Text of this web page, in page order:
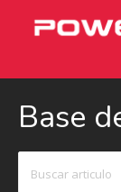
Base